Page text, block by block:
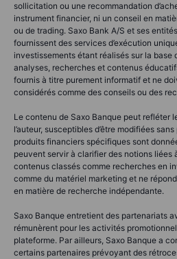
sollicitation ou une recommandation
instrument financier, ni un conseil en
ou de trading. Saxo Bank A/S et ses
fournissent des services d’exécution
investissements étant réalisés sur la base
analyses, recherches et contenus
fournis à titre purement informatif et ne
considérés comme des conseils ou des
Le contenu de Saxo Banque peut refléter
l’auteur, susceptibles d’être modifiées
produits financiers spécifiques sont
peuvent servir à clarifier des notions liées
contenus classés comme recherches en
comme du matériel marketing et ne
en matière de recherche indépendante.
Saxo Banque entretient des partenariats
rémunèrent pour les activités
plateforme. Par ailleurs, Saxo Banque a
certains partenaires prévoyant des